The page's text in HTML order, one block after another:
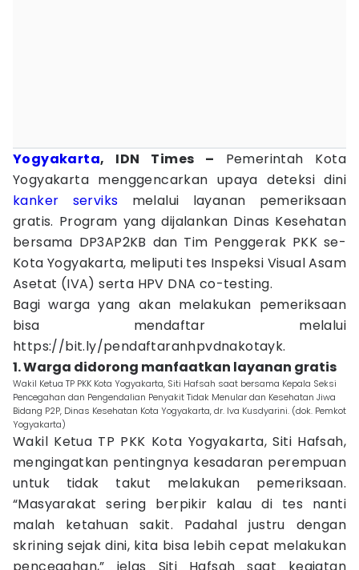
Yogyakarta, IDN Times – Pemerintah Kota
Yogyakarta menggencarkan upaya deteksi dini
kanker serviks melalui layanan pemeriksaan
gratis. Program yang dijalankan Dinas Kesehatan
bersama DP3AP2KB dan Tim Penggerak PKK se-
Kota Yogyakarta, meliputi tes Inspeksi Visual Asam
Asetat (IVA) serta HPV DNA co-testing.
Bagi warga yang akan melakukan pemeriksaan
bisa mendaftar melalui
https://bit.ly/pendaftaranhpvdnakotayk.
1. Warga didorong manfaatkan layanan gratis
Wakil Ketua TP PKK Kota Yogyakarta, Siti Hafsah saat bersama Kepala Seksi
Pencegahan dan Pengendalian Penyakit Tidak Menular dan Kesehatan Jiwa
Bidang P2P, Dinas Kesehatan Kota Yogyakarta, dr. Iva Kusdyarini. (dok. Pemkot
Yogyakarta)
Wakil Ketua TP PKK Kota Yogyakarta, Siti Hafsah,
mengingatkan pentingnya kesadaran perempuan
untuk tidak takut melakukan pemeriksaan.
“Masyarakat sering berpikir kalau di tes nanti
malah ketahuan sakit. Padahal justru dengan
skrining sejak dini, kita bisa lebih cepat melakukan